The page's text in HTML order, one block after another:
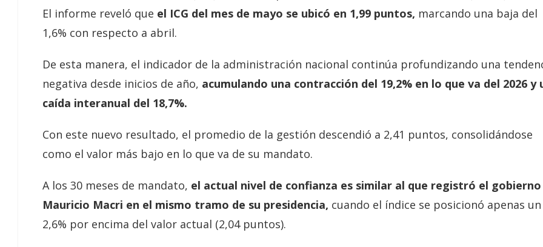
El informe reveló que el ICG del mes de mayo se ubicó en 1,99 puntos, marcando una baja del
1,6% con respecto a abril.
De esta manera, el indicador de la administración nacional continúa profundizando una
negativa desde inicios de año, acumulando una contracción del 19,2% en lo que va del 2026 y
caída interanual del 18,7%.
Con este nuevo resultado, el promedio de la gestión descendió a 2,41 puntos, consolidándose
como el valor más bajo en lo que va de su mandato.
A los 30 meses de mandato, el actual nivel de confianza es similar al que registró el gobierno
Mauricio Macri en el mismo tramo de su presidencia, cuando el índice se posicionó apenas un
2,6% por encima del valor actual (2,04 puntos).